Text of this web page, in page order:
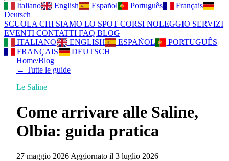
Italiano English Español Português
Français
Deutsch
SCUOLA CHI SIAMO LO SPOT CORSI NOLEGGIO SERVIZI
EVENTI CONTATTI FAQ BLOG
ITALIANO
ENGLISH ESPAÑOL
PORTUGUÊS
FRANÇAIS
DEUTSCH
Home/Blog
← Tutte le guide
Le Saline
Come arrivare alle Saline,
Olbia: guida pratica
27 maggio 2026 Aggiornato il 3 luglio 2026